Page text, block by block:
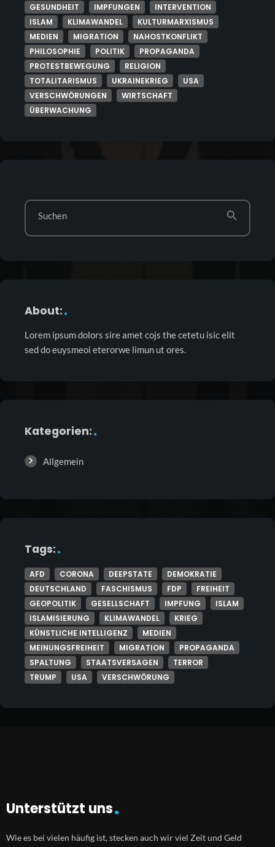
GESUNDHEIT IMPFUNGEN
INTERVENTION
ISLAM
KLIMAWANDEL
KULTURMARXISMUS
MEDIEN
MIGRATION
NAHOSTKONFLIKT
PHILOSOPHIE
POLITIK
PROPAGANDA
PROTESTBEWEGUNG
RELIGION
TOTALITARISMUS
UKRAINEKRIEG
USA
VERSCHWÖRUNGEN
WIRTSCHAFT
ÜBERWACHUNG
Suchen search
About:
Lorem ipsum dolors sire amet cojs the cetetu isic elit
sed do euysmeoi eterorwe limun ut ores.
Kategorien:
Allgemein
Tags:
AFD CORONA DEEPSTATE
DEMOKRATIE
DEUTSCHLAND
FASCHISMUS FDP
FREIHEIT
GEOPOLITIK
GESELLSCHAFT IMPFUNG
ISLAM
ISLAMISIERUNG
KLIMAWANDEL
KRIEG
KÜNSTLICHE INTELLIGENZ
MEDIEN
MEINUNGSFREIHEIT
MIGRATION
PROPAGANDA
SPALTUNG
STAATSVERSAGEN
TERROR
TRUMP
USA VERSCHWÖRUNG
Unterstützt uns
Wie es bei vielen häufig ist, stecken auch wir viel Zeit und Geld